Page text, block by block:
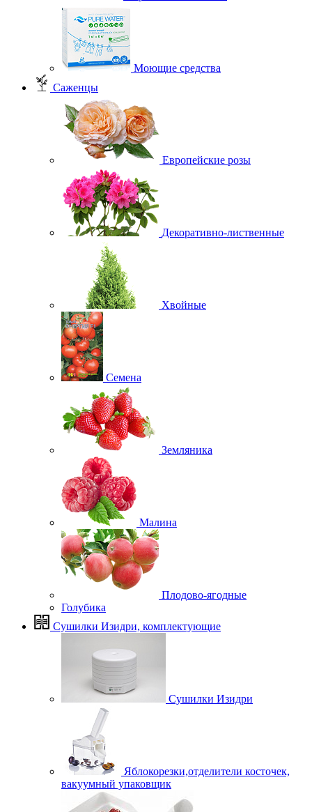
Моющие средства
Саженцы
Европейские розы
Декоративно-лиственные
Хвойные
Семена
Земляника
Малина
Плодово-ягодные
Голубика
Сушилки Изидри, комплектующие
Сушилки Изидри
Яблокорезки,отделители косточек,
вакуумный упаковщик